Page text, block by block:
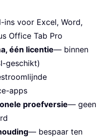
voor Excel, Word,
Office Tab Pro
één licentie— binnen
geschikt)
apps
proefversie— geen
— bespaar ten